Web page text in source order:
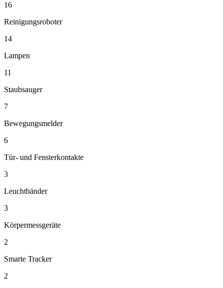
16
Reinigungsroboter
14
Lampen
11
Staubsauger
7
Bewegungsmelder
6
Tür- und Fensterkontakte
3
Leuchtbänder
3
Körpermessgeräte
2
Smarte Tracker
2